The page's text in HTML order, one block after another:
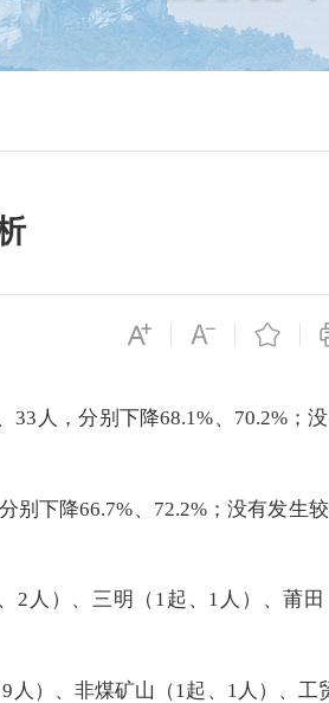
33 人，分别下降68.1%、 70.2%；
别下降66.7%、 72.2%； 没有发生
2 人 ）、三明 （ 1起、 1 人） 、莆
9 人）、 非煤矿山（1起、1人 ）、工